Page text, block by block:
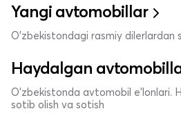
Yangi avtomobillar
O'zbekistondagi rasmiy dilerlardan
Haydalgan
O'zbekistonda avtomobil e’lonlari.
sotib olish va sotish